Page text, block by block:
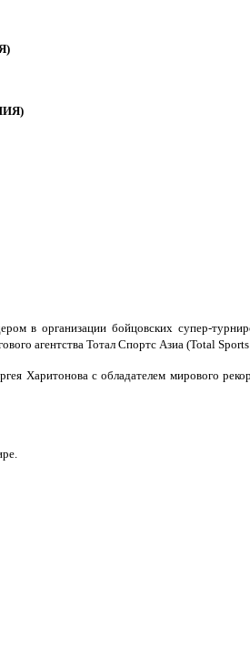
в организации бойцовских супер-
агентства Тотал Спортс Азиа (Total Sports
Харитонова с обладателем мирового